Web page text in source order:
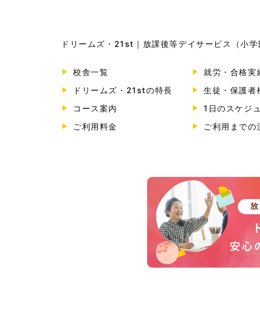
ドリームズ・21st｜放課後等デイサービス（小学
校舎一覧
ドリームズ・21stの特長
コース案内
ご利用料金
就労・合格実
生徒・保護者
1日のスケジ
ご利用までの